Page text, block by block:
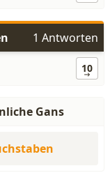
1 Antworten
10
Gans